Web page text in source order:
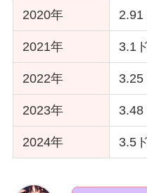
つまり、時価総額
割合で投資すると
良な企業がVYMに
ります
2020年 2.91
2021年 3.1
2022年 3.25
2023年 3.48
2024年 3.5